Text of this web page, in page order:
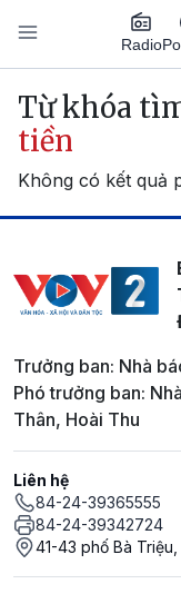
Nhảy đến nội dung
Radio
Main
Từ khóa
tiền
Không có kết quả
Trưởng ban: Nhà
Phó trưởng ban:
Thân, Hoài Thu
Liên hệ
84-24-39365555
84-24-39342724
41-43 phố Bà